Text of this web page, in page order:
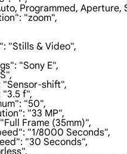
"Auto, Programmed,
"zoom",
"Stills & Video",
"Sony E",
"Sensor-shift",
"3.5 f",
"50",
"33 MP",
"Full Frame (35mm)",
Speed": "1/8000 Seconds",
Speed": "30 Seconds",